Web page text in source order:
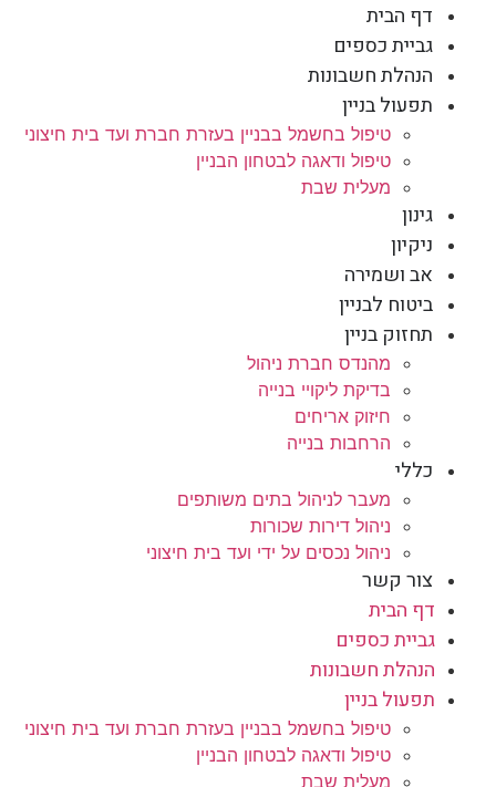
דף הבית
גביית כספים
הנהלת חשבונות
תפעול בניין
טיפול בחשמל בבניין בעזרת חברת ועד בית חיצוני
טיפול ודאגה לבטחון הבניין
מעלית שבת
גינון
ניקיון
אב ושמירה
ביטוח לבניין
תחזוק בניין
מהנדס חברת ניהול
בדיקת ליקויי בנייה
חיזוק אריחים
הרחבות בנייה
כללי
מעבר לניהול בתים משותפים
ניהול דירות שכורות
ניהול נכסים על ידי ועד בית חיצוני
צור קשר
דף הבית
גביית כספים
הנהלת חשבונות
תפעול בניין
טיפול בחשמל בבניין בעזרת חברת ועד בית חיצוני
טיפול ודאגה לבטחון הבניין
מעלית שבת